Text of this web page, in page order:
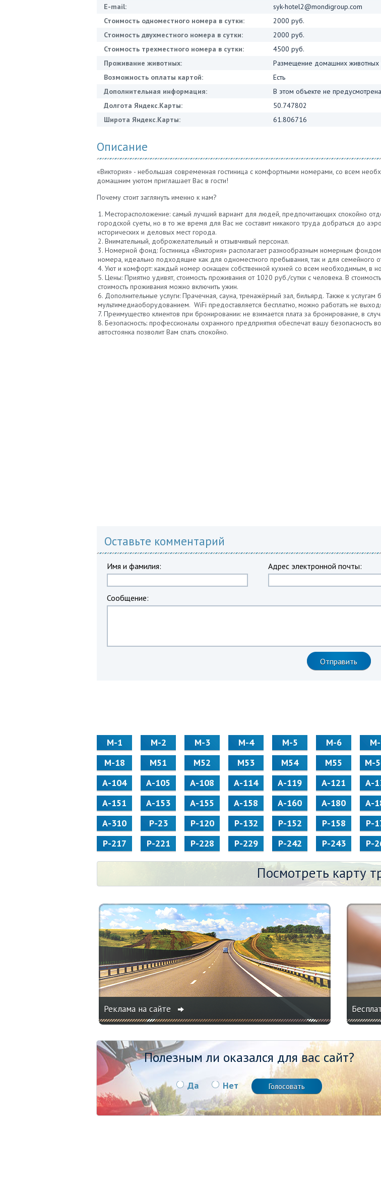
E-mail:
syk-hotel2@mondigroup.com
Стоимость одноместного номера в сутки:
2000 руб.
Стоимость двухместного номера в сутки:
2000 руб.
Стоимость трехместного номера в сутки:
4500 руб.
Проживание животных:
Размещение домашних животных
Возможность оплаты картой:
Есть
Дополнительная информация:
В этом объекте не
Долгота Яндекс.Карты:
50.747802
Широта Яндекс.Карты:
61.806716
Описание
«Виктория» - небольшая современная гостиница с комфортными номерами, со всем
домашним уютом приглашает Вас в гости!
Почему стоит заглянуть именно к нам?
Месторасположение: самый лучший вариант для людей, предпочитающих спокойно
городской суеты, но в то же время для Вас не составит никакого труда добраться до
исторических и деловых мест города.
Внимательный, доброжелательный и отзывчивый персонал.
Номерной фонд: Гостиница «Виктория» располагает разнообразным номерным
номера, идеально подходящие как для одноместного пребывания, так и для семейного
Уют и комфорт: каждый номер оснащен собственной кухней со всем необходимым, в
Цены: Приятно удивят, стоимость проживания от 1020 руб./сутки с человека. В
стоимость проживания можно включить ужин.
Дополнительные услуги: Прачечная, сауна, тренажёрный зал, бильярд. Также к
мультимедиаоборудованием. WiFi предоставляется бесплатно, можно работать не
Преимущество клиентов при бронировании: не взимается плата за бронирование, в
Безопасность: профессионалы охранного предприятия обеспечат вашу безопасность
автостоянка позволит Вам спать спокойно.
Оставьте комментарий
Имя и фамилия: Адрес электронной почты:
Сообщение:
М-1 М-2 М-3 М-4 М-5 М-6
М-18
М51 М52 М53 М54 М55 M-
А-104
А-105 А-108 А-114 А-119 А-121 А-
А-151
А-153 А-155 А-158 А-160 А-180 А-
А-310
Р-23 Р-120 Р-132 Р-152 Р-158 Р-
Р-217
Р-221 Р-228 Р-229 Р-242 Р-243 Р-
Посмотреть карту
Реклама на сайте
Полезным ли оказался для вас сайт?
Да Нет